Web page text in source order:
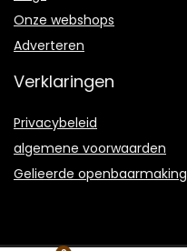
Onze webshops
Adverteren
Verklaringen
Privacybeleid
algemene voorwaarden
Gelieerde openbaarmaking